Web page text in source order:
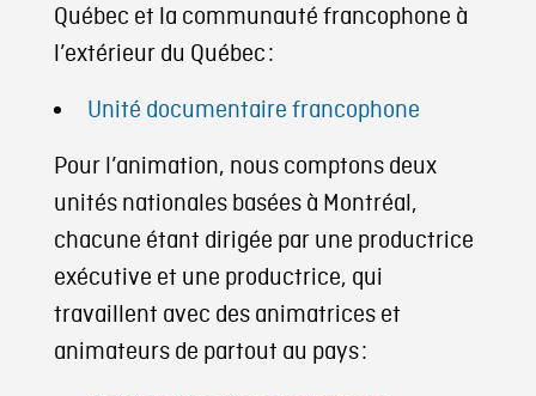
Québec et la communauté francophone à
l’extérieur du Québec :
Unité documentaire francophone
Pour l’animation, nous comptons deux
unités nationales basées à Montréal,
chacune étant dirigée par une productrice
exécutive et une productrice, qui
travaillent avec des animatrices et
animateurs de partout au pays :